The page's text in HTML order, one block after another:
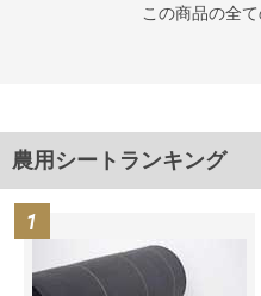
この商品の全
農用シートランキング